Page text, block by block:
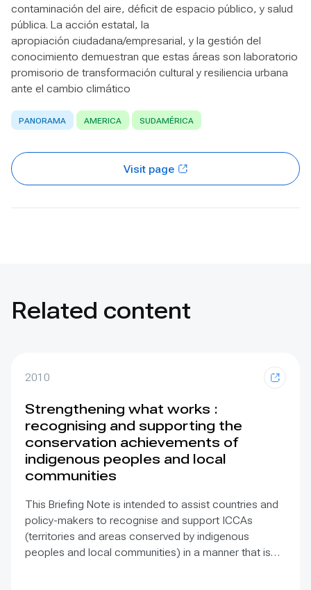
contaminación del aire, déficit de espacio público, y salud
pública. La acción estatal, la
apropiación ciudadana/empresarial, y la gestión del
conocimiento demuestran que estas áreas son laboratorio
promisorio de transformación cultural y resiliencia urbana
ante el cambio climático
PANORAMA AMERICA SUDAMÉRICA
Visit page
Related content
2010
Strengthening what works :
recognising and supporting the
conservation achievements of
indigenous peoples and local
communities
This Briefing Note is intended to assist countries and
policy-makers to recognise and support ICCAs
(territories and areas conserved by indigenous
peoples and local communities) in a manner that is